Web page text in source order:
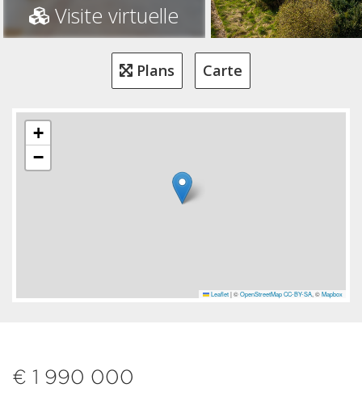
Visite virtuelle
Plans Carte
+
−
Leaflet |©OpenStreetMap CC-BY-SA, ©Mapbox
€ 1 990 000